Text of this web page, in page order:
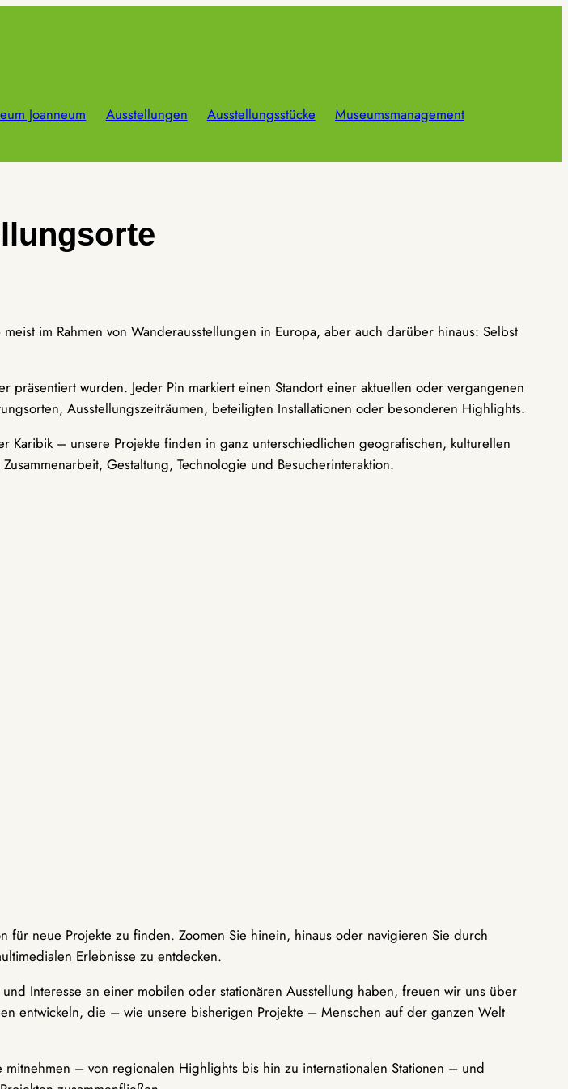
Joanneum Ausstellungen Ausstellungsstücke
Museumsmanagement
im Rahmen von Wanderausstellungen in Europa, aber auch darüber hinaus: Selbst
wurden. Jeder Pin markiert einen Standort einer aktuellen oder vergangenen
Ausstellungszeiträumen, beteiligten Installationen oder besonderen Highlights.
– unsere Projekte finden in ganz unterschiedlichen geografischen, kulturellen
Gestaltung, Technologie und Besucherinteraktion.
neue Projekte zu finden. Zoomen Sie hinein, hinaus oder navigieren Sie durch
Erlebnisse zu entdecken.
Interesse an einer mobilen oder stationären Ausstellung haben, freuen wir uns über
entwickeln, die – wie unsere bisherigen Projekte – Menschen auf der ganzen Welt
– von regionalen Highlights bis hin zu internationalen Stationen – und